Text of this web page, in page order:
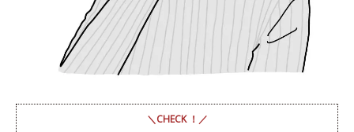
＼CHECK ！／